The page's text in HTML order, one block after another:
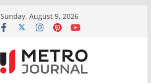
Sunday, August 9, 2026